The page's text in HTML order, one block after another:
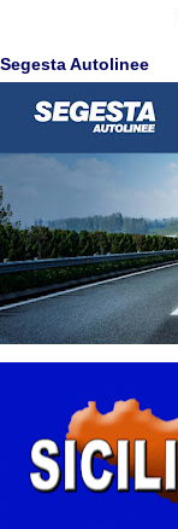
Segesta Autolinee